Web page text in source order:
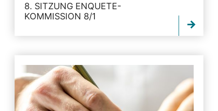
8. SITZUNG ENQUETE-
KOMMISSION 8/1